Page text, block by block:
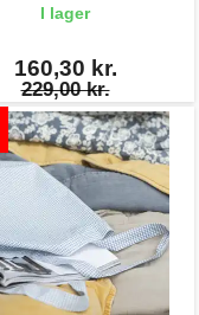
I lager
160,30 kr.
229,00 kr.